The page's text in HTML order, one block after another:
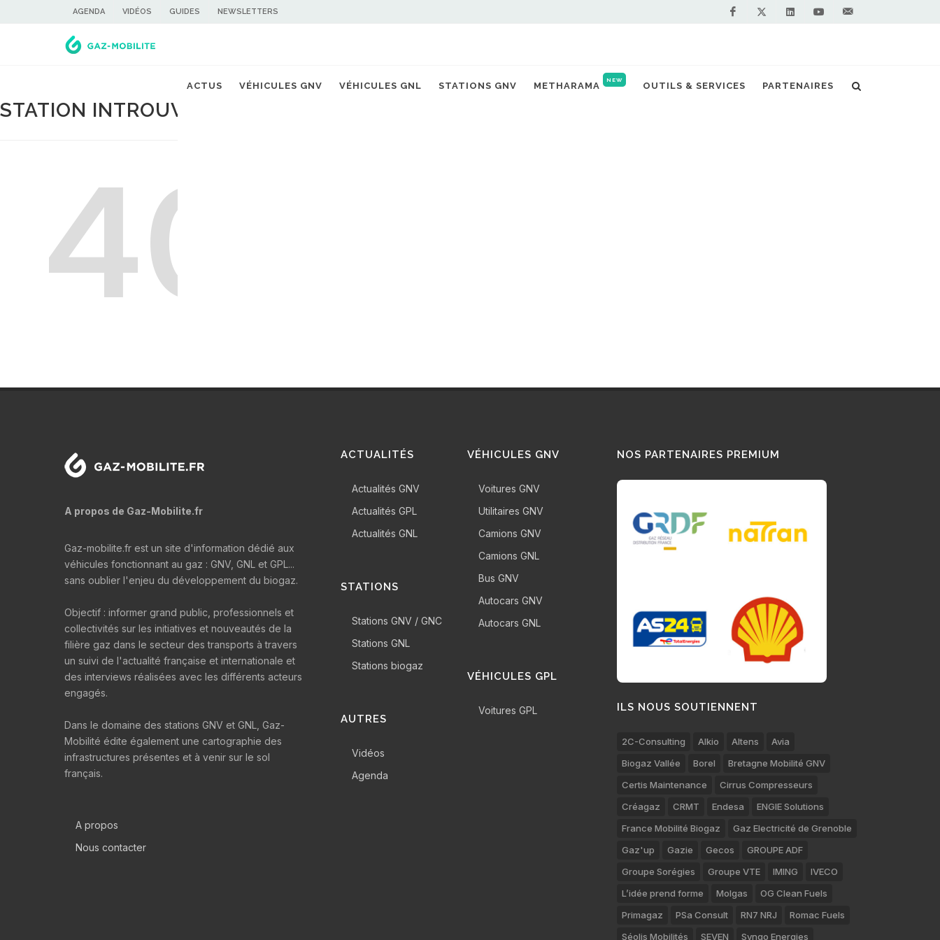
AGENDA VIDÉOS GUIDES NEWSLETTERS
ACTUS VÉHICULES GNV VÉHICULES GNL STATIONS GNV METHARAMA
NEW
OUTILS & SERVICES PARTENAIRES
STATION INTROUVABLE
404
A propos de Gaz-Mobilite.fr
Gaz-mobilite.fr est un site d'information dédié aux
véhicules fonctionnant au gaz : GNV, GNL et GPL...
sans oublier l'enjeu du développement du biogaz.
Objectif : informer grand public, professionnels et
collectivités sur les initiatives et nouveautés de la
filière gaz dans le secteur des transports à travers
un suivi de l'actualité française et internationale et
des interviews réalisées avec les différents acteurs
engagés.
Dans le domaine des stations GNV et GNL, Gaz-
Mobilité édite également une cartographie des
infrastructures présentes et à venir sur le sol
français.
A propos
Nous contacter
ACTUALITÉS
Actualités GNV
Actualités GPL
Actualités GNL
STATIONS
Stations GNV / GNC
Stations GNL
Stations biogaz
AUTRES
Vidéos
Agenda
VÉHICULES GNV
Voitures GNV
Utilitaires GNV
Camions GNV
Camions GNL
Bus GNV
Autocars GNV
Autocars GNL
VÉHICULES GPL
Voitures GPL
NOS PARTENAIRES PREMIUM
ILS NOUS SOUTIENNENT
2C-Consulting Alkio Altens
Avia
Biogaz Vallée
Borel
Bretagne Mobilité GNV
Certis Maintenance
Cirrus Compresseurs
Créagaz
CRMT Endesa
ENGIE Solutions
France Mobilité Biogaz
Gaz Electricité de Grenoble
Gaz'up
Gazie Gecos
GROUPE ADF
Groupe Sorégies
Groupe VTE IMING
IVECO
L’idée prend forme
Molgas
OG Clean Fuels
Primagaz
PSa Consult RN7 NRJ
Romac Fuels
Séolis Mobilités
SEVEN Synqo Energies